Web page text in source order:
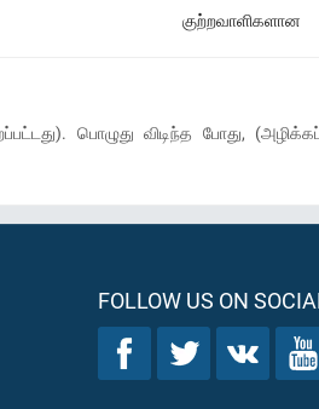
குற்றவாளிகளான
பொழுது விடிந்த போது,
FOLLOW US ON